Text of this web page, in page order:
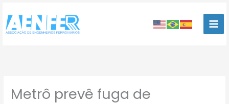
para
conteúdo
Metrô prevê fuga de